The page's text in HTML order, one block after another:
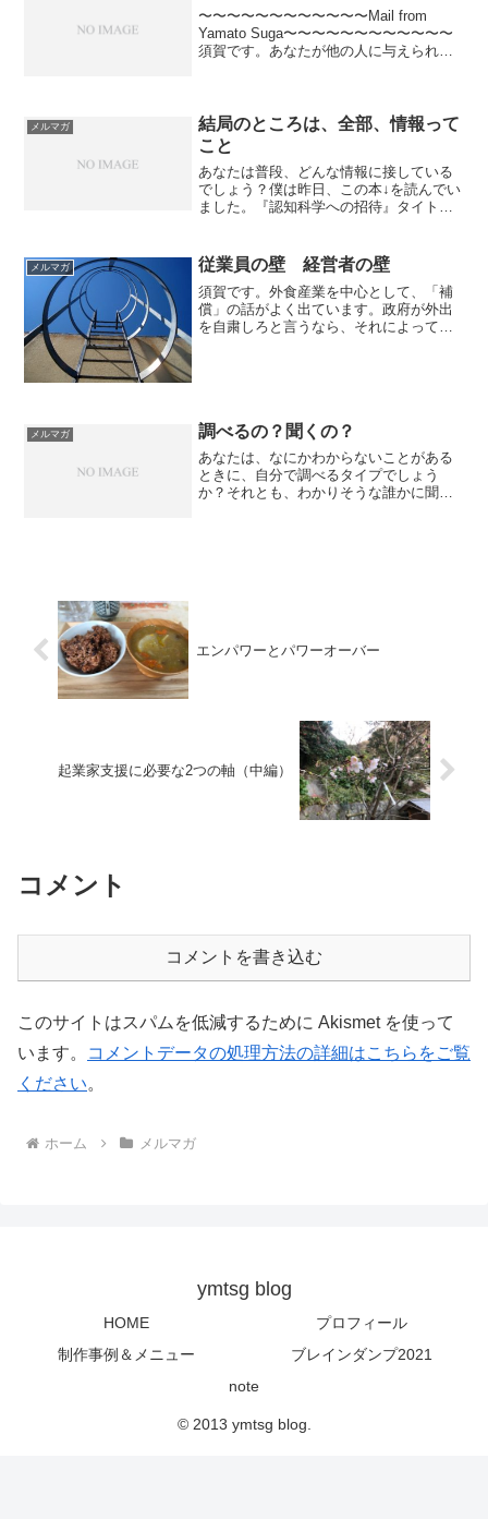
〜〜〜〜〜〜〜〜〜〜〜〜Mail from
Yamato Suga〜〜〜〜〜〜〜〜〜〜〜〜
須賀です。あなたが他の人に与えられる
一部引...
メルマガ
結局のところは、全部、情報って
こと
あなたは普段、どんな情報に接している
でしょう？僕は昨日、この本↓を読んでい
ました。『認知科学への招待』タイトル
うほどに、内容が難しかった…ところど
ころ数式が出てきたりして...
メルマガ 従業員の壁 経営者の壁
須賀です。外食産業を中心として、「補
償」の話がよく出ています。政府が外出
を自粛しろと言うなら、それによって客
メルマガ 調べるの？聞くの？
あなたは、なにかわからないことがある
ときに、自分で調べるタイプでしょう
か？それとも、わかりそうな誰かに聞く
エンパワーとパワーオーバー
起業家支援に必要な2つの軸（中編）
コメント
コメントを書き込む
このサイトはスパムを低減するために Akismet を使って
います。
コメントデータの処理方法の詳細はこちらをご覧
ください。
ホーム メルマガ
ymtsg blog
HOME
プロフィール
制作事例＆メニュー
ブレインダンプ2021
note
© 2013 ymtsg blog.